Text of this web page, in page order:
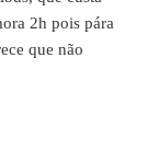
2h pois pára
que não